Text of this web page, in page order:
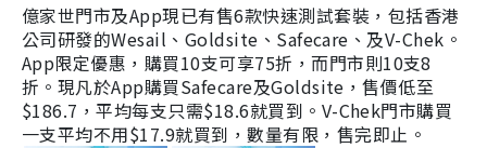
億家世門市及App現已有售6款快速測試套裝，包括香港
公司研發的Wesail、Goldsite、Safecare、及V-Chek。
App限定優惠，購買10支可享75折，而門市則10支8
折。現凡於App購買Safecare及Goldsite，售價低至
$186.7，平均每支只需$18.6就買到。V-Chek門市購買
一支平均不用$17.9就買到，數量有限，售完即止。